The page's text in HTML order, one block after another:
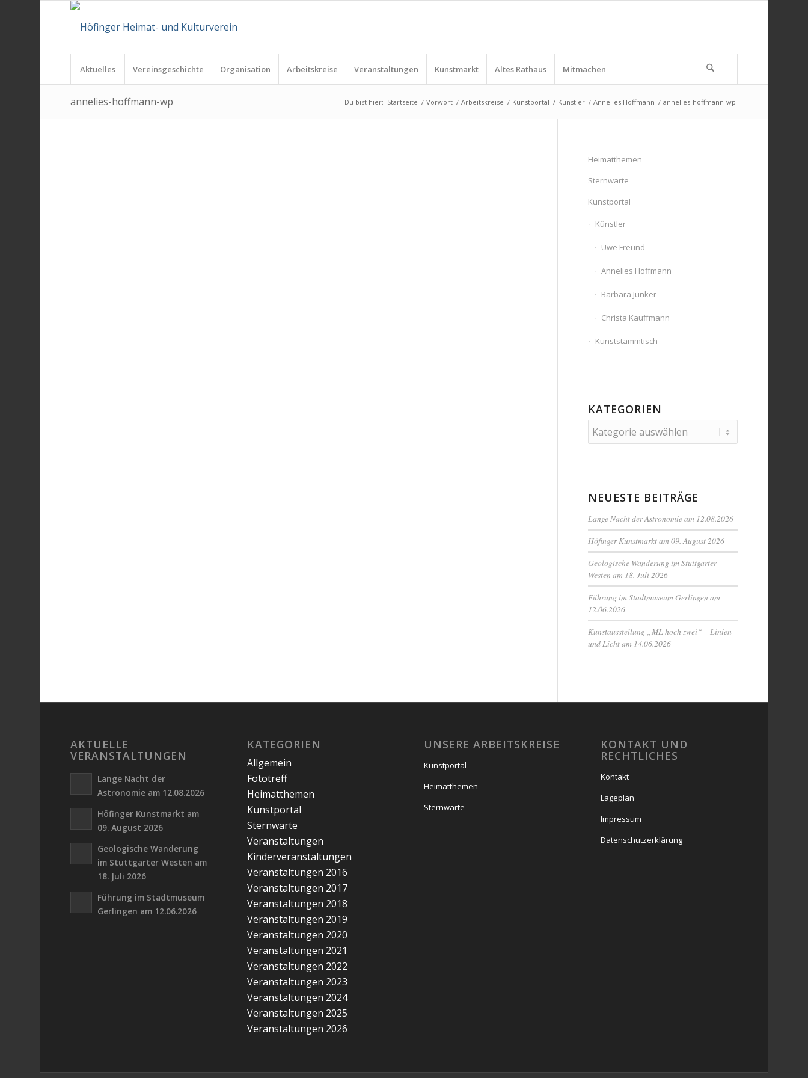
Aktuelles Vereinsgeschichte Organisation Arbeitskreise Veranstaltungen Kunstmarkt Altes Rathaus Mitmachen
annelies-hoffmann-wp Du bist hier: Startseite / Vorwort / Arbeitskreise / Kunstportal / Künstler / Annelies Hoffmann / annelies-hoffmann-wp
Heimatthemen
Sternwarte
Kunstportal
Künstler
Uwe Freund
Annelies Hoffmann
Barbara Junker
Christa Kauffmann
Kunststammtisch
KATEGORIEN
Kategorien
NEUESTE BEITRÄGE
Lange Nacht der Astronomie am 12.08.2026
Höfinger Kunstmarkt am 09. August 2026
Geologische Wanderung im Stuttgarter
Westen am 18. Juli 2026
Führung im Stadtmuseum Gerlingen am
12.06.2026
Kunstausstellung „ML hoch zwei“ – Linien
und Licht am 14.06.2026
AKTUELLE
VERANSTALTUNGEN
Lange Nacht der
Astronomie am 12.08.2026
Höfinger Kunstmarkt am
09. August 2026
Geologische Wanderung
im Stuttgarter Westen am
18. Juli 2026
Führung im Stadtmuseum
Gerlingen am 12.06.2026
KATEGORIEN
Allgemein
Fototreff
Heimatthemen
Kunstportal
Sternwarte
Veranstaltungen
Kinderveranstaltungen
Veranstaltungen 2016
Veranstaltungen 2017
Veranstaltungen 2018
Veranstaltungen 2019
Veranstaltungen 2020
Veranstaltungen 2021
Veranstaltungen 2022
Veranstaltungen 2023
Veranstaltungen 2024
Veranstaltungen 2025
Veranstaltungen 2026
UNSERE ARBEITSKREISE
Kunstportal
Heimatthemen
Sternwarte
KONTAKT UND
RECHTLICHES
Kontakt
Lageplan
Impressum
Datenschutzerklärung